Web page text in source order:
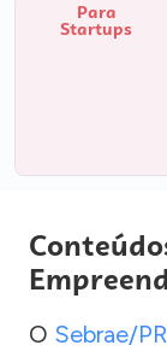
Para
Startups
O Sebrae/PR